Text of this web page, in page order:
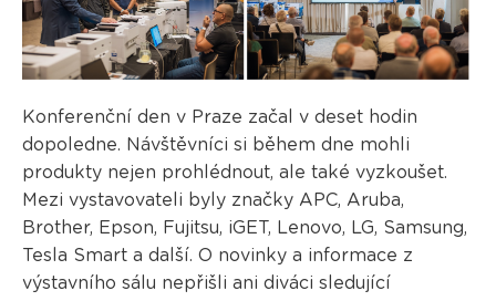
Konferenční den v Praze začal v deset hodin
dopoledne. Návštěvníci si během dne mohli
produkty nejen prohlédnout, ale také vyzkoušet.
Mezi vystavovateli byly značky APC, Aruba,
Brother, Epson, Fujitsu, iGET, Lenovo, LG, Samsung,
Tesla Smart a další. O novinky a informace z
výstavního sálu nepřišli ani diváci sledující